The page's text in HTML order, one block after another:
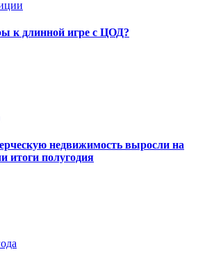
к длинной игре с ЦОД?
недвижимость выросли на
итоги полугодия